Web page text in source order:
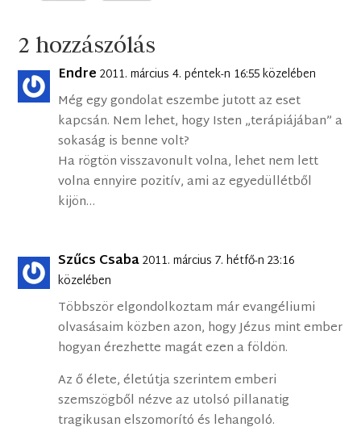
2 hozzászólás
Endre 2011. március 4. péntek-n 16:55 közelében
Még egy gondolat eszembe jutott az eset
kapcsán. Nem lehet, hogy Isten „terápiájában” a
sokaság is benne volt?
Ha rögtön visszavonult volna, lehet nem lett
volna ennyire pozitív, ami az egyedüllétből
kijön…
Szűcs Csaba2011. március 7. hétfő-n 23:16
közelében
Többször elgondolkoztam már evangéliumi
olvasásaim közben azon, hogy Jézus mint ember
hogyan érezhette magát ezen a földön.
Az ő élete, életútja szerintem emberi
szemszögből nézve az utolsó pillanatig
tragikusan elszomorító és lehangoló.